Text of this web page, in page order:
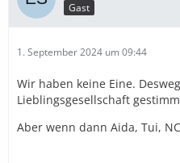
Gast
1. September 2024 um 09:44
Wir haben keine Eine.
Lieblingsgesellschaft
Aber wenn dann Aida, Tui,